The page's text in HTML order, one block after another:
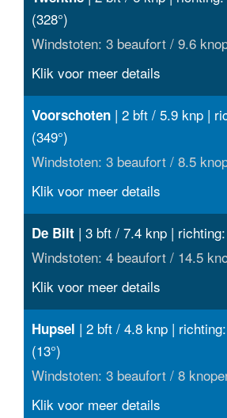
(328°)
Windstoten: 3 beaufort / 9.6
Klik voor meer details
Voorschoten | 2 bft / 5.9 knp |
(349°)
Windstoten: 3 beaufort / 8.5
Klik voor meer details
De Bilt | 3 bft / 7.4 knp |
Windstoten: 4 beaufort / 14.5
Klik voor meer details
Hupsel | 2 bft / 4.8 knp |
(13°)
Windstoten: 3 beaufort / 8
Klik voor meer details